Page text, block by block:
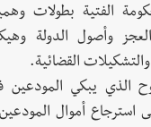
الفتية بطولات
وأصول الدولة
القضائية.
الذي يبكي المودعين
استرجاع أموال